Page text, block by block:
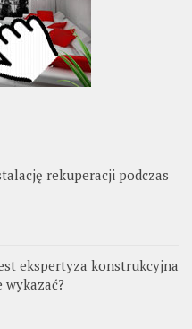
rekuperacji podczas
ekspertyza konstrukcyjna
wykazać?